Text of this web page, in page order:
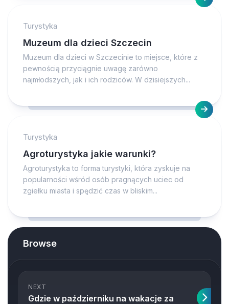
Turystyka
Muzeum dla dzieci Szczecin
Muzeum dla dzieci w Szczecinie to miejsce, które z
pewnością przyciągnie uwagę zarówno
najmłodszych, jak i ich rodziców. W dzisiejszych...
Turystyka
Agroturystyka jakie warunki?
Agroturystyka to forma turystyki, która zyskuje na
popularności wśród osób pragnących uciec od
zgiełku miasta i spędzić czas w bliskim...
Browse
NEXT
Gdzie w październiku na wakacje za